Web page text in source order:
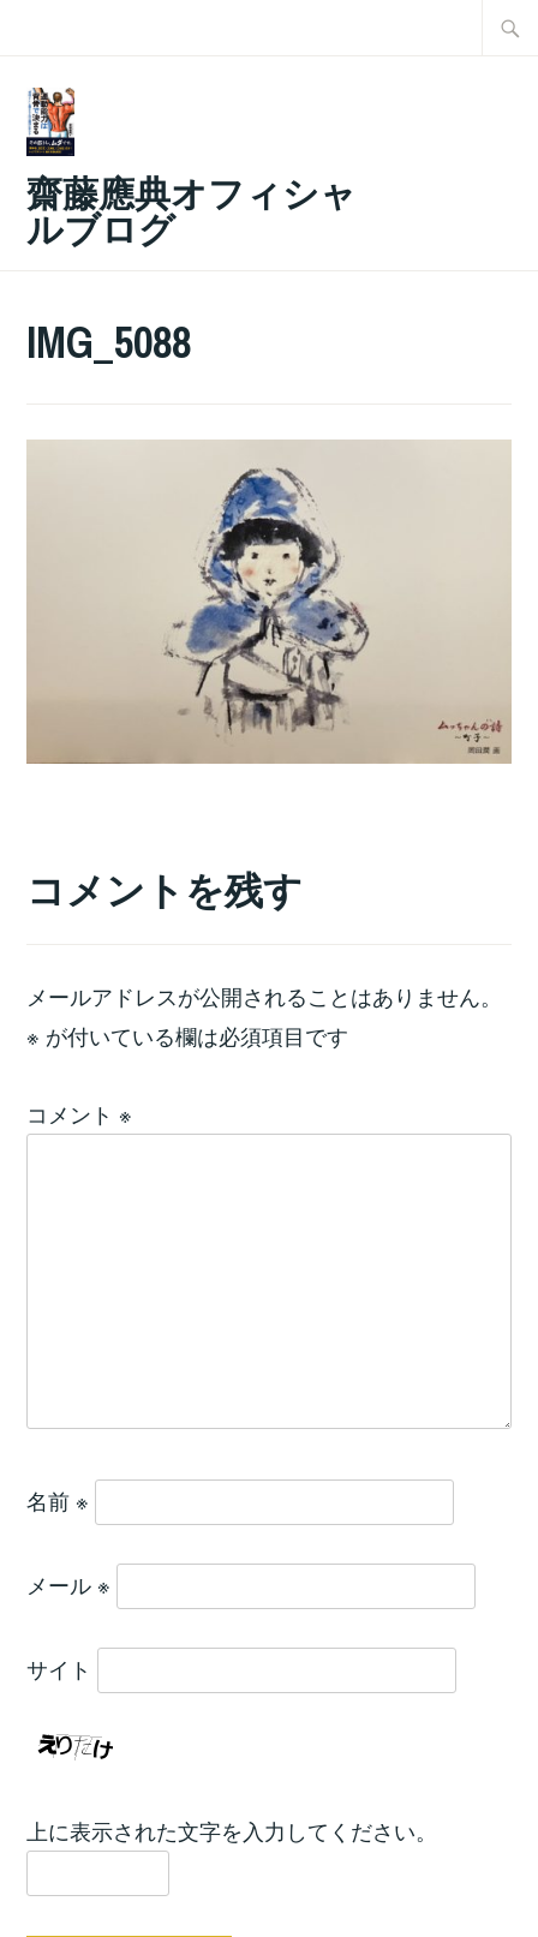
齋藤應典オフィシャ
ルブログ
IMG_5088
コメントを残す
メールアドレスが公開されることはありません。
※ が付いている欄は必須項目です
コメント ※
名前 ※
メール ※
サイト
上に表示された文字を入力してください。